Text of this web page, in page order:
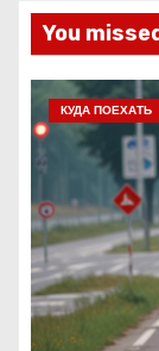
You
КУДА ПОЕХАТЬ